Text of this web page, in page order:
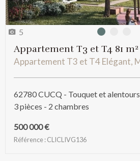
5 Photo 0
Appartement T3 et T4 81 m²
62780 CUCQ - Touquet et alentours
3 pièces - 2 chambres
500 000 €
Référence : CLICLIVG136